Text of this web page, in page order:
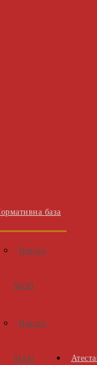
база
Накази
МОН
Накази
МАН